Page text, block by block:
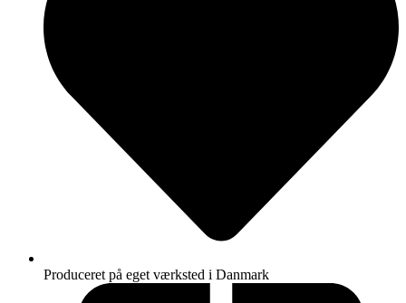
Produceret på eget værksted i Danmark